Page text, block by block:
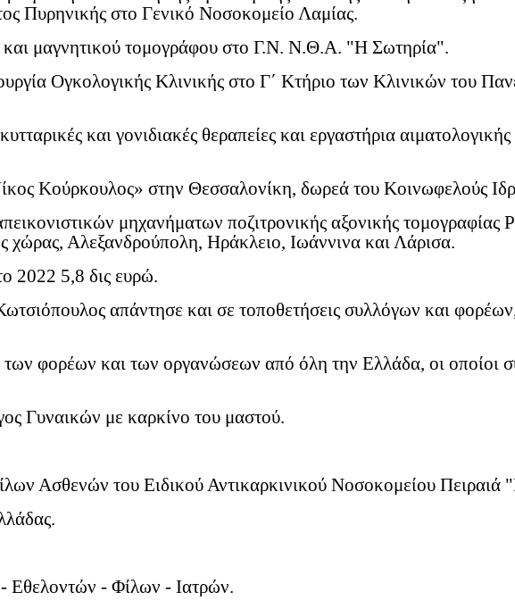
Πυρηνικής στο Γενικό Νοσοκομείο Λαμίας.
και μαγνητικού τομογράφου στο Γ.Ν. Ν.Θ.Α. "Η Σωτηρία".
Ογκολογικής Κλινικής στο Γ΄ Κτήριο των Κλινικών του
και γονιδιακές θεραπείες και εργαστήρια
Κούρκουλος» στην Θεσσαλονίκη, δωρεά του Κοινωφελούς
μηχανήματων ποζιτρονικής αξονικής
χώρας, Αλεξανδρούπολη, Ηράκλειο, Ιωάννινα και Λάρισα.
2022 5,8 δις ευρώ.
απάντησε και σε τοποθετήσεις συλλόγων και φορέων,
φορέων και των οργανώσεων από όλη την Ελλάδα, οι οποίοι
Γυναικών με καρκίνο του μαστού.
Ασθενών του Ειδικού Αντικαρκινικού Νοσοκομείου Πειραιά
- Φίλων - Ιατρών.